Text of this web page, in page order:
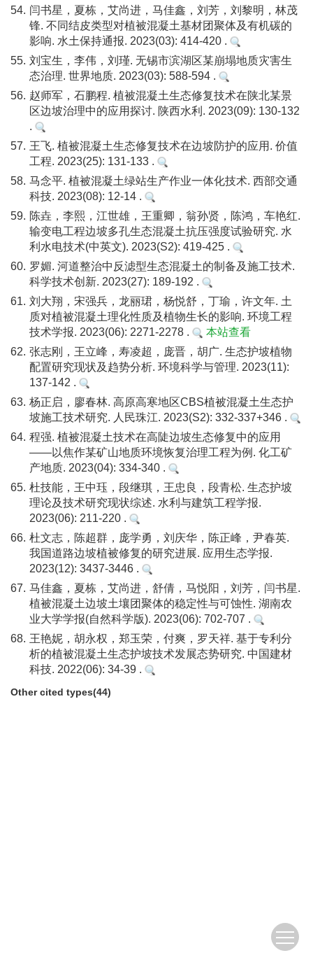
54. 闫书星，夏栋，艾尚进，马佳鑫，刘芳，刘黎明，林茂
锋. 不同结皮类型对植被混凝土基材团聚体及有机碳的
影响. 水土保持通报. 2023(03): 414-420 .
55. 刘宝生，李伟，刘瑾. 无锡市滨湖区某崩塌地质灾害生
态治理. 世界地质. 2023(03): 588-594 .
56. 赵师军，石鹏程. 植被混凝土生态修复技术在陕北某景
区边坡治理中的应用探讨. 陕西水利. 2023(09): 130-132
.
57. 王飞. 植被混凝土生态修复技术在边坡防护的应用. 价值
工程. 2023(25): 131-133 .
58. 马念平. 植被混凝土绿站生产作业一体化技术. 西部交通
科技. 2023(08): 12-14 .
59. 陈垚，李熙，江世雄，王重卿，翁孙贤，陈鸿，车艳红.
输变电工程边坡多孔生态混凝土抗压强度试验研究. 水
利水电技术(中英文). 2023(S2): 419-425 .
60. 罗媚. 河道整治中反滤型生态混凝土的制备及施工技术.
科学技术创新. 2023(27): 189-192 .
61. 刘大翔，宋强兵，龙丽珺，杨悦舒，丁瑜，许文年. 土
质对植被混凝土理化性质及植物生长的影响. 环境工程
技术学报. 2023(06): 2271-2278 .
本站查看
62. 张志刚，王立峰，寿凌超，庞晋，胡广. 生态护坡植物
配置研究现状及趋势分析. 环境科学与管理. 2023(11):
137-142 .
63. 杨正启，廖春林. 高原高寒地区CBS植被混凝土生态护
坡施工技术研究. 人民珠江. 2023(S2): 332-337+346 .
64. 程强. 植被混凝土技术在高陡边坡生态修复中的应用
——以焦作某矿山地质环境恢复治理工程为例. 化工矿
产地质. 2023(04): 334-340 .
65. 杜技能，王中珏，段继琪，王忠良，段青松. 生态护坡
理论及技术研究现状综述. 水利与建筑工程学报.
2023(06): 211-220 .
66. 杜文志，陈超群，庞学勇，刘庆华，陈正峰，尹春英.
我国道路边坡植被修复的研究进展. 应用生态学报.
2023(12): 3437-3446 .
67. 马佳鑫，夏栋，艾尚进，舒倩，马悦阳，刘芳，闫书星.
植被混凝土边坡土壤团聚体的稳定性与可蚀性. 湖南农
业大学学报(自然科学版). 2023(06): 702-707 .
68. 王艳妮，胡永权，郑玉荣，付爽，罗天祥. 基于专利分
析的植被混凝土生态护坡技术发展态势研究. 中国建材
科技. 2022(06): 34-39 .
Other cited types(44)